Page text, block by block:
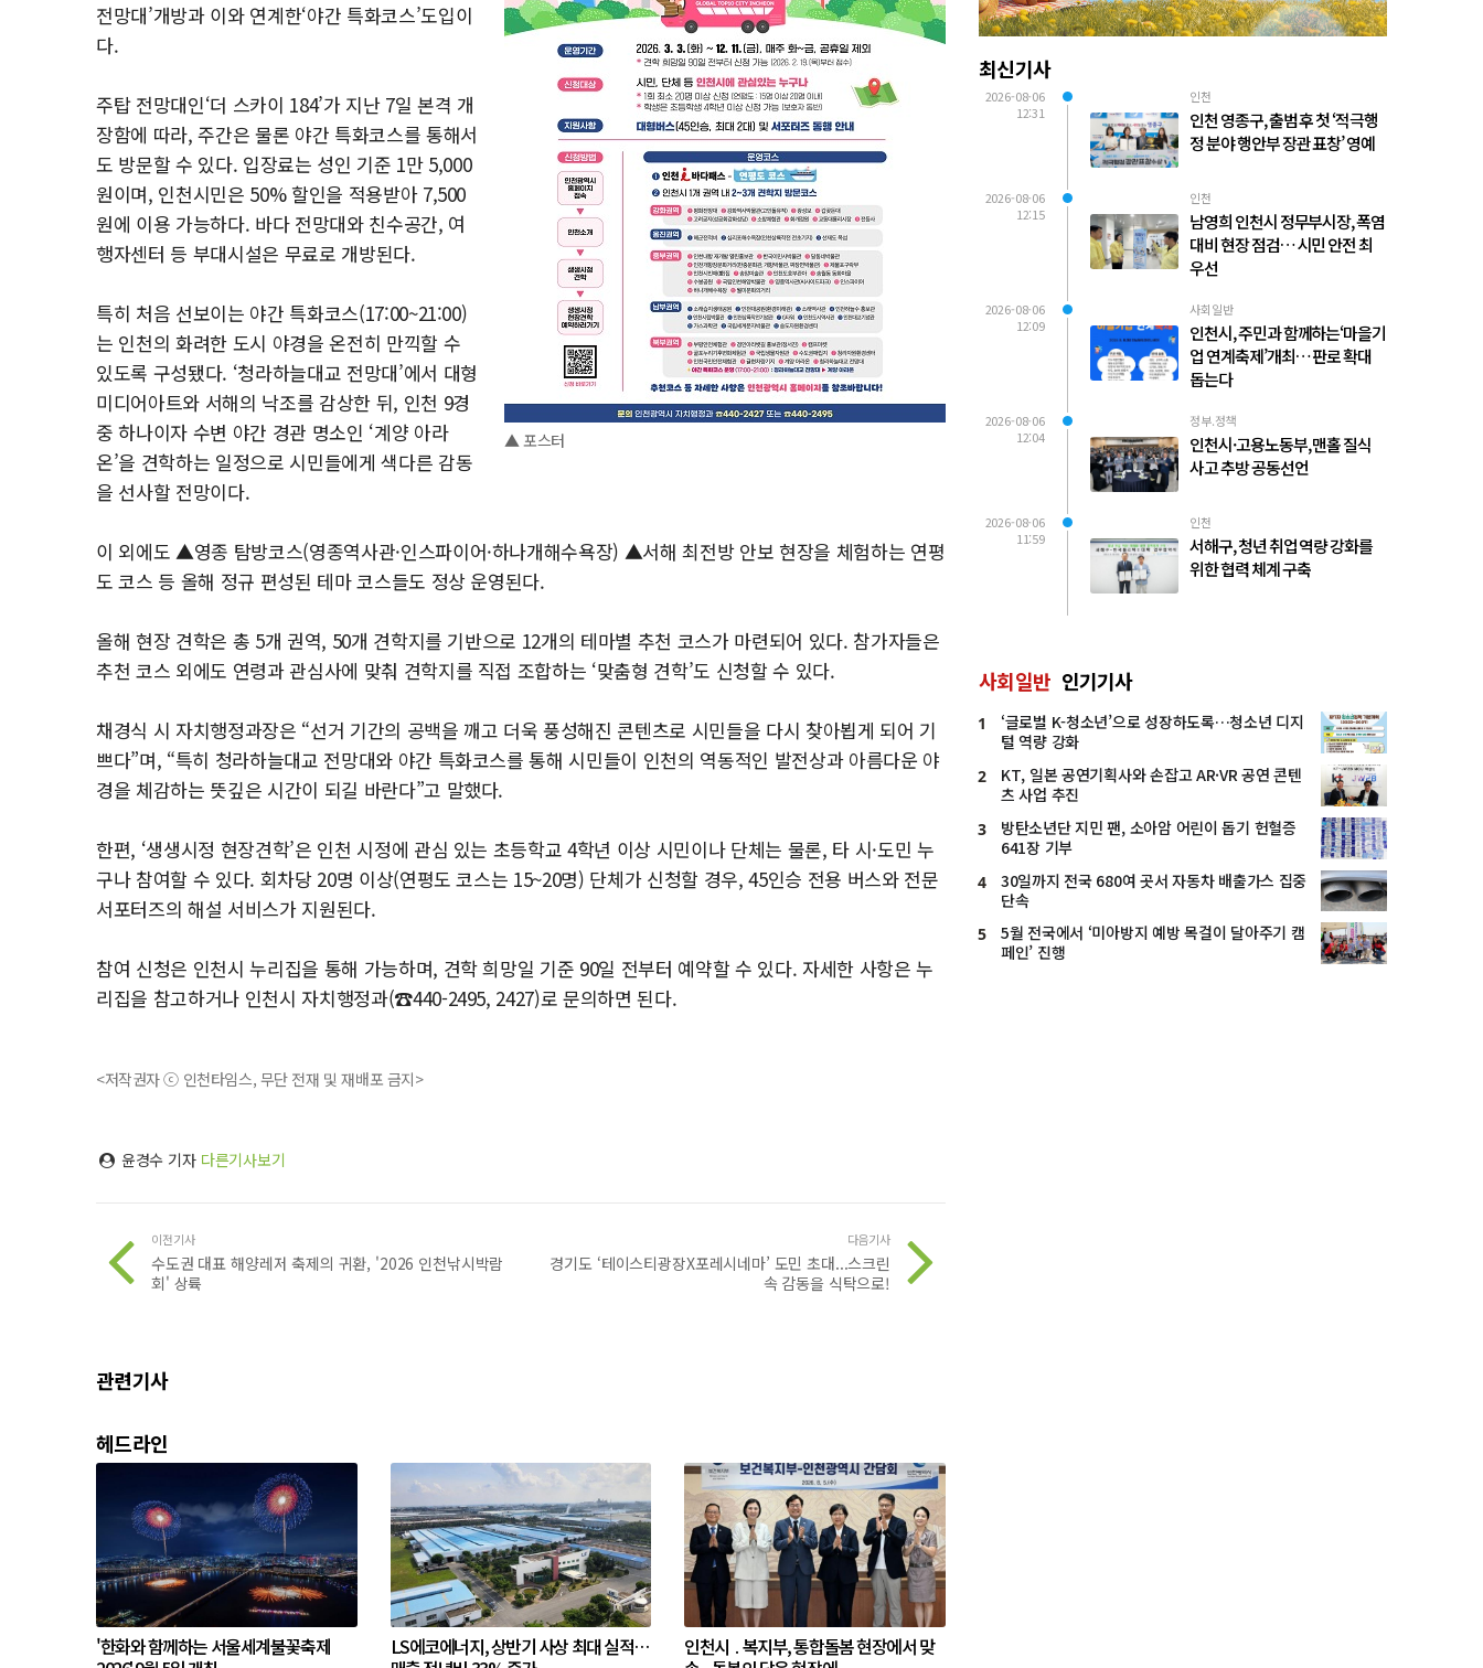
▲ 포스터
전망대’개방과 이와 연계한‘야간 특화코스’도입이
다.
주탑 전망대인‘더 스카이 184’가 지난 7일 본격 개
장함에 따라, 주간은 물론 야간 특화코스를 통해서
도 방문할 수 있다. 입장료는 성인 기준 1만 5,000
원이며, 인천시민은 50% 할인을 적용받아 7,500
원에 이용 가능하다. 바다 전망대와 친수공간, 여
행자센터 등 부대시설은 무료로 개방된다.
특히 처음 선보이는 야간 특화코스(17:00~21:00)
는 인천의 화려한 도시 야경을 온전히 만끽할 수
있도록 구성됐다. ‘청라하늘대교 전망대’에서 대형
미디어아트와 서해의 낙조를 감상한 뒤, 인천 9경
중 하나이자 수변 야간 경관 명소인 ‘계양 아라
온’을 견학하는 일정으로 시민들에게 색다른 감동
을 선사할 전망이다.
이 외에도 ▲영종 탐방코스(영종역사관·인스파이어·하나개해수욕장) ▲서해 최전방 안보 현장을 체험하는 연평
도 코스 등 올해 정규 편성된 테마 코스들도 정상 운영된다.
올해 현장 견학은 총 5개 권역, 50개 견학지를 기반으로 12개의 테마별 추천 코스가 마련되어 있다. 참가자들은
추천 코스 외에도 연령과 관심사에 맞춰 견학지를 직접 조합하는 ‘맞춤형 견학’도 신청할 수 있다.
채경식 시 자치행정과장은 “선거 기간의 공백을 깨고 더욱 풍성해진 콘텐츠로 시민들을 다시 찾아뵙게 되어 기
쁘다”며, “특히 청라하늘대교 전망대와 야간 특화코스를 통해 시민들이 인천의 역동적인 발전상과 아름다운 야
경을 체감하는 뜻깊은 시간이 되길 바란다”고 말했다.
한편, ‘생생시정 현장견학’은 인천 시정에 관심 있는 초등학교 4학년 이상 시민이나 단체는 물론, 타 시·도민 누
구나 참여할 수 있다. 회차당 20명 이상(연평도 코스는 15~20명) 단체가 신청할 경우, 45인승 전용 버스와 전문
서포터즈의 해설 서비스가 지원된다.
참여 신청은 인천시 누리집을 통해 가능하며, 견학 희망일 기준 90일 전부터 예약할 수 있다. 자세한 사항은 누
리집을 참고하거나 인천시 자치행정과(☎440-2495, 2427)로 문의하면 된다.
<저작권자 ⓒ 인천타임스, 무단 전재 및 재배포 금지>
윤경수 기자 다른기사보기
이전기사
수도권 대표 해양레저 축제의 귀환, '2026 인천낚시박람
회' 상륙
다음기사
경기도 ‘테이스티광장X포레시네마’ 도민 초대...스크린
속 감동을 식탁으로!
관련기사
헤드라인
'한화와 함께하는 서울세계불꽃축제
LS에코에너지, 상반기 사상 최대 실적…
인천시 ․ 복지부, 통합돌봄 현장에서 맞
최신기사
2026-08-06
12:31
인천
인천 영종구, 출범 후 첫 ‘적극행
정 분야 행안부 장관 표창’ 영예
2026-08-06
12:15
인천
남영희 인천시 정무부시장, 폭염
대비 현장 점검… 시민 안전 최
우선
2026-08-06
12:09
사회일반
인천시, 주민과 함께하는‘마을기
업 연계축제’개최… 판로 확대
돕는다
2026-08-06
12:04
정부.정책
인천시·고용노동부, 맨홀 질식
사고 추방 공동선언
2026-08-06
11:59
인천
서해구, 청년 취업 역량 강화를
위한 협력 체계 구축
사회일반 인기기사
1
‘글로벌 K-청소년’으로 성장하도록…청소년 디지
털 역량 강화
2
KT, 일본 공연기획사와 손잡고 AR·VR 공연 콘텐
츠 사업 추진
3
방탄소년단 지민 팬, 소아암 어린이 돕기 헌혈증
641장 기부
4
30일까지 전국 680여 곳서 자동차 배출가스 집중
단속
5
5월 전국에서 ‘미아방지 예방 목걸이 달아주기 캠
페인’ 진행